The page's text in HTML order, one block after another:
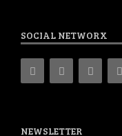
SOCIAL NETWORX
NEWSLETTER